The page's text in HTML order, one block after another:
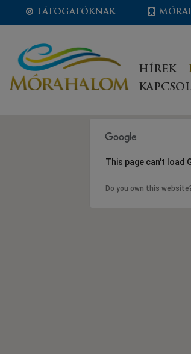
LÁTOGATÓKNAK
HÍREK
This page can't load
Do you own this